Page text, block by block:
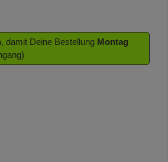
, damit Deine Bestellung Montag